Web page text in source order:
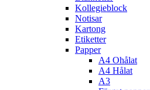
Kollegieblock
Notisar
Kartong
Etiketter
Papper
A4 Ohålat
A4 Hålat
A3